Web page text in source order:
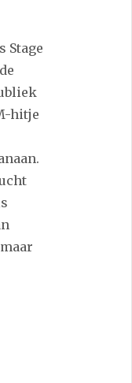
Stage
hitje